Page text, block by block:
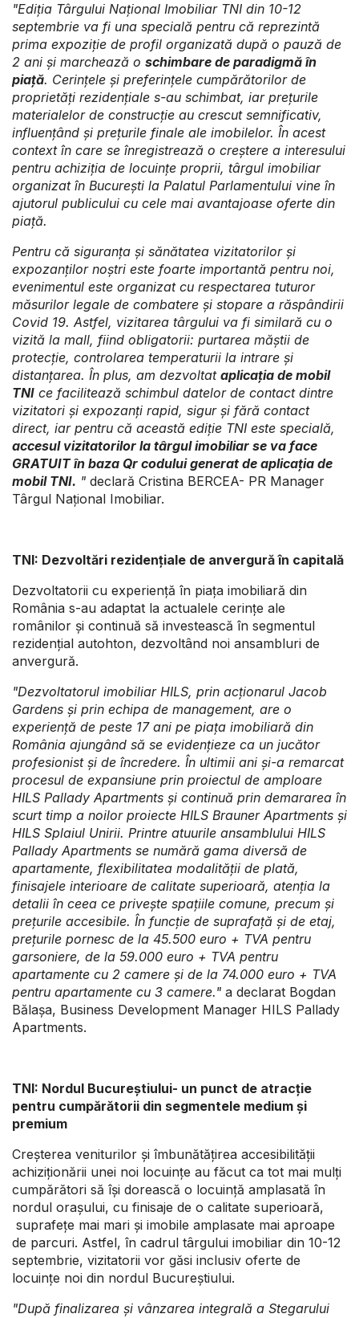
"Ediția Târgului Național Imobiliar TNI din 10-12
septembrie va fi una specială pentru că reprezintă
prima expoziție de profil organizată după o pauză de
2 ani și marchează o schimbare de paradigmă în
piață. Cerințele și preferințele cumpărătorilor de
proprietăți rezidențiale s-au schimbat, iar prețurile
materialelor de construcție au crescut semnificativ,
influențând și prețurile finale ale imobilelor. În acest
context în care se înregistrează o creștere a interesului
pentru achiziția de locuințe proprii, târgul imobiliar
organizat în București la Palatul Parlamentului vine în
ajutorul publicului cu cele mai avantajoase oferte din
piață.
Pentru că siguranța și sănătatea vizitatorilor și
expozanților noștri este foarte importantă pentru noi,
evenimentul este organizat cu respectarea tuturor
măsurilor legale de combatere și stopare a răspândirii
Covid 19. Astfel, vizitarea târgului va fi similară cu o
vizită la mall, fiind obligatorii: purtarea măștii de
protecție, controlarea temperaturii la intrare și
distanțarea. În plus, am dezvoltat aplicația de mobil
TNI ce facilitează schimbul datelor de contact dintre
vizitatori și expozanți rapid, sigur și fără contact
direct, iar pentru că această ediție TNI este specială,
accesul vizitatorilor la târgul imobiliar se va face
GRATUIT în baza Qr codului generat de aplicația de
mobil TNI. " declară Cristina BERCEA- PR Manager
Târgul Național Imobiliar.
TNI: Dezvoltări rezidențiale de anvergură în capitală
Dezvoltatorii cu experiență în piața imobiliară din
România s-au adaptat la actualele cerințe ale
românilor și continuă să investească în segmentul
rezidențial autohton, dezvoltând noi ansambluri de
anvergură.
"Dezvoltatorul imobiliar HILS, prin acționarul Jacob
Gardens și prin echipa de management, are o
experiență de peste 17 ani pe piața imobiliară din
România ajungând să se evidențieze ca un jucător
profesionist și de încredere. În ultimii ani și-a remarcat
procesul de expansiune prin proiectul de amploare
HILS Pallady Apartments și continuă prin demararea în
scurt timp a noilor proiecte HILS Brauner Apartments și
HILS Splaiul Unirii. Printre atuurile ansamblului HILS
Pallady Apartments se numără gama diversă de
apartamente, flexibilitatea modalității de plată,
finisajele interioare de calitate superioară, atenția la
detalii în ceea ce privește spațiile comune, precum și
prețurile accesibile. În funcție de suprafață și de etaj,
prețurile pornesc de la 45.500 euro + TVA pentru
garsoniere, de la 59.000 euro + TVA pentru
apartamente cu 2 camere și de la 74.000 euro + TVA
pentru apartamente cu 3 camere." a declarat Bogdan
Bălașa, Business Development Manager HILS Pallady
Apartments.
TNI: Nordul Bucureștiului- un punct de atracție
pentru cumpărătorii din segmentele medium și
premium
Creșterea veniturilor și îmbunătățirea accesibilității
achiziționării unei noi locuințe au făcut ca tot mai mulți
cumpărători să își dorească o locuință amplasată în
nordul orașului, cu finisaje de o calitate superioară,
suprafețe mai mari și imobile amplasate mai aproape
de parcuri. Astfel, în cadrul târgului imobiliar din 10-12
septembrie, vizitatorii vor găsi inclusiv oferte de
locuințe noi din nordul Bucureștiului.
"După finalizarea și vânzarea integrală a Stegarului